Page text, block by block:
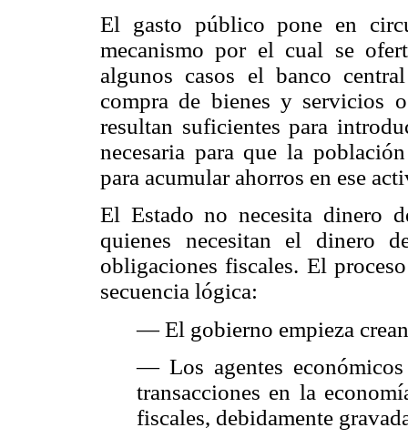
El gasto público pone en
mecanismo por el cual se
algunos casos el banco
compra de bienes y servicios
resultan suficientes para
necesaria para que la
para acumular ahorros en ese
El Estado no necesita dinero
quienes necesitan el dinero
obligaciones fiscales. El
secuencia lógica:
— El gobierno empieza
— Los agentes
transacciones en la
fiscales, debidamente